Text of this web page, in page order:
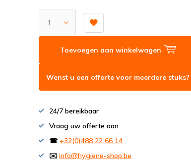
Toevoegen aan winkelwagen
Wenst u een offerte voor meerdere stuks?
24/7 bereikbaar
Vraag uw offerte aan
☎+32(0)488 22 66 14
✉️info@hygiene-shop.be